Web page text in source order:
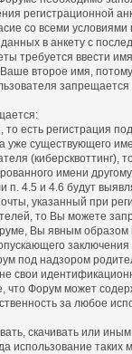
регистрационной
со всеми
в анкету с
требуется ввести
второе имя,
есть регистрация
уже существующего
(киберсквоттинг),
имени
4.5 и 4.6 будут
указанный при
то Вы можете
Вы явным образом
заключения
надзором
свои
Форум может
за любое
скачивать или
использование